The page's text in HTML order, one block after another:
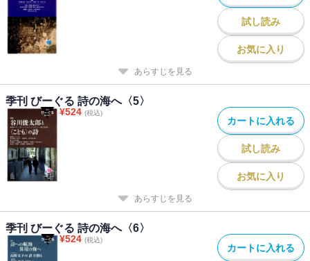
試し読み
お気に入り
あらすじを見る
季刊 びーぐる 詩の海へ〈5〉
¥524 (税込)
カートに入れる
試し読み
お気に入り
あらすじを見る
季刊 びーぐる 詩の海へ〈6〉
¥524 (税込)
カートに入れる